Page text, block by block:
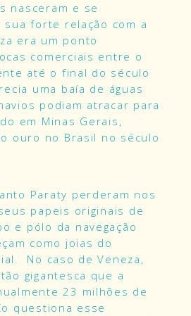
nasceram e se
forte relação com a
era um ponto
comerciais entre o
até o final do século
uma baía de águas
podiam atracar para
em Minas Gerais,
ouro no Brasil no século
Paraty perderam nos
papeis originais de
e pólo da navegação
como joias do
No caso de Veneza,
gigantesca que a
23 milhões de
questiona esse